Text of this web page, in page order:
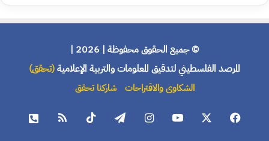
© جميع الحقوق محفوظة | 2026 |
المرصد الفلسطيني لتدقيق المعلومات والتربية الإعلامية(تحقق)
الشكاوى والاقتراحات شاركنا تحقق
فيسبوك يوتيوب انستقرام تيلقرام ‫TikTok ملخص